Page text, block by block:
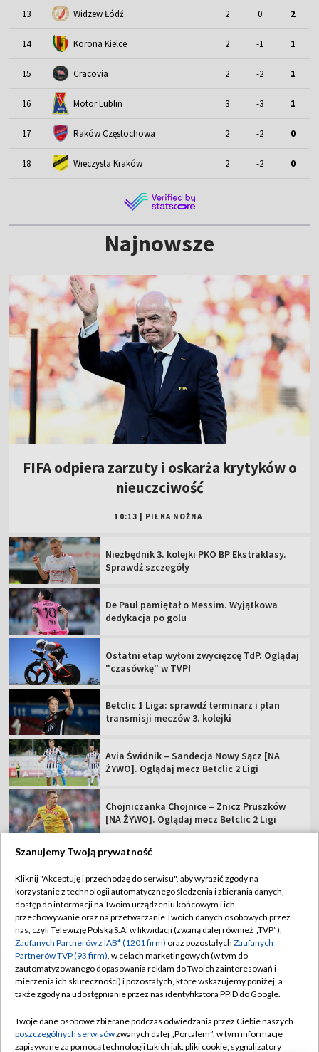
13 Widzew Łódź 2 0 2
14 Korona Kielce 2 -1 1
15 Cracovia 2 -2 1
16 Motor Lublin 3 -3 1
17 Raków Częstochowa 2 -2 0
18 Wieczysta Kraków 2 -2 0
Najnowsze
FIFA odpiera zarzuty i oskarża krytyków o
nieuczciwość
10:13 PIŁKA NOŻNA
Niezbędnik 3. kolejki PKO BP Ekstraklasy.
Sprawdź szczegóły
De Paul pamiętał o Messim. Wyjątkowa
dedykacja po golu
Ostatni etap wyłoni zwycięzcę TdP. Oglądaj
"czasówkę" w TVP!
Betclic 1 Liga: sprawdź terminarz i plan
transmisji meczów 3. kolejki
Avia Świdnik – Sandecja Nowy Sącz [NA
ŻYWO]. Oglądaj mecz Betclic 2 Ligi
Chojniczanka Chojnice – Znicz Pruszków
[NA ŻYWO]. Oglądaj mecz Betclic 2 Ligi
TVP
Abonament TVP
Sklep TVP
Biuro Reklamy
Oferta Handlowa
Emisja w TVP
Regulamin TVP
Polityka prywatności
Moje zgody
Biuro reklamy
Szanujemy Twoją prywatność
Kliknij "Akceptuję i przechodzę do serwisu", aby wyrazić zgody na
korzystanie z technologii automatycznego śledzenia i zbierania danych,
dostęp do informacji na Twoim urządzeniu końcowym i ich
przechowywanie oraz na przetwarzanie Twoich danych osobowych przez
nas, czyli Telewizję Polską S.A. w likwidacji (zwaną dalej również „TVP”),
Zaufanych Partnerów z IAB* (1201 firm) oraz pozostałych Zaufanych
Partnerów TVP (93 firm), w celach marketingowych (w tym do
zautomatyzowanego dopasowania reklam do Twoich zainteresowań i
mierzenia ich skuteczności) i pozostałych, które wskazujemy poniżej, a
także zgody na udostępnianie przez nas identyfikatora PPID do Google.
Twoje dane osobowe zbierane podczas odwiedzania przez Ciebie naszych
poszczególnych serwisówzwanych dalej „Portalem”, w tym informacje
zapisywane za pomocą technologii takich jak: pliki cookie, sygnalizatory